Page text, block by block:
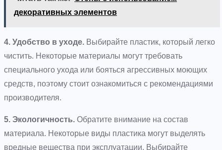
декоративных элементов
4. Удобство в уходе. Выбирайте пластик, который легко
чистить. Некоторые материалы могут требовать
специального ухода или бояться агрессивных моющих
средств, поэтому стоит ознакомиться с рекомендациями
производителя.
5. Экологичность. Обратите внимание на состав
материала. Некоторые виды пластика могут выделять
вредные вещества при эксплуатации. Выбирайте